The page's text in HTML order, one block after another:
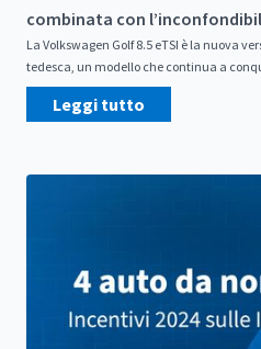
combinata con
La Volkswagen Golf 8.5 eTSI è la nuova
tedesca, un modello che continua a
Leggi tutto